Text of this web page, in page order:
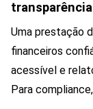
transparência
Uma prestação
financeiros
acessível e
Para